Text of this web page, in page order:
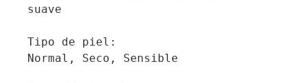
suave
Tipo de piel:
Normal, Seco, Sensible